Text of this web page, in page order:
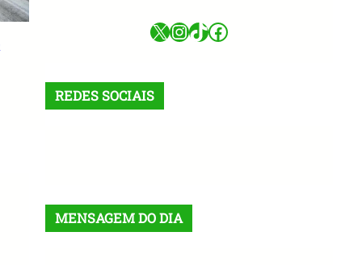
X InstagramTikTok Facebook
REDES SOCIAIS
MENSAGEM DO DIA